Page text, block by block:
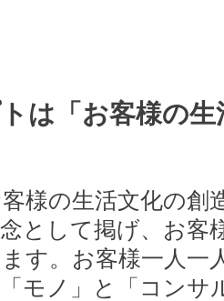
は「お客様の
客様の生活文化の
として掲げ、お客
す。お客様一人一
モノ」と「コン